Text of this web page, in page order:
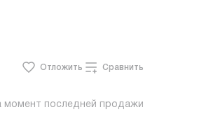
Отложить Сравнить
момент последней продажи